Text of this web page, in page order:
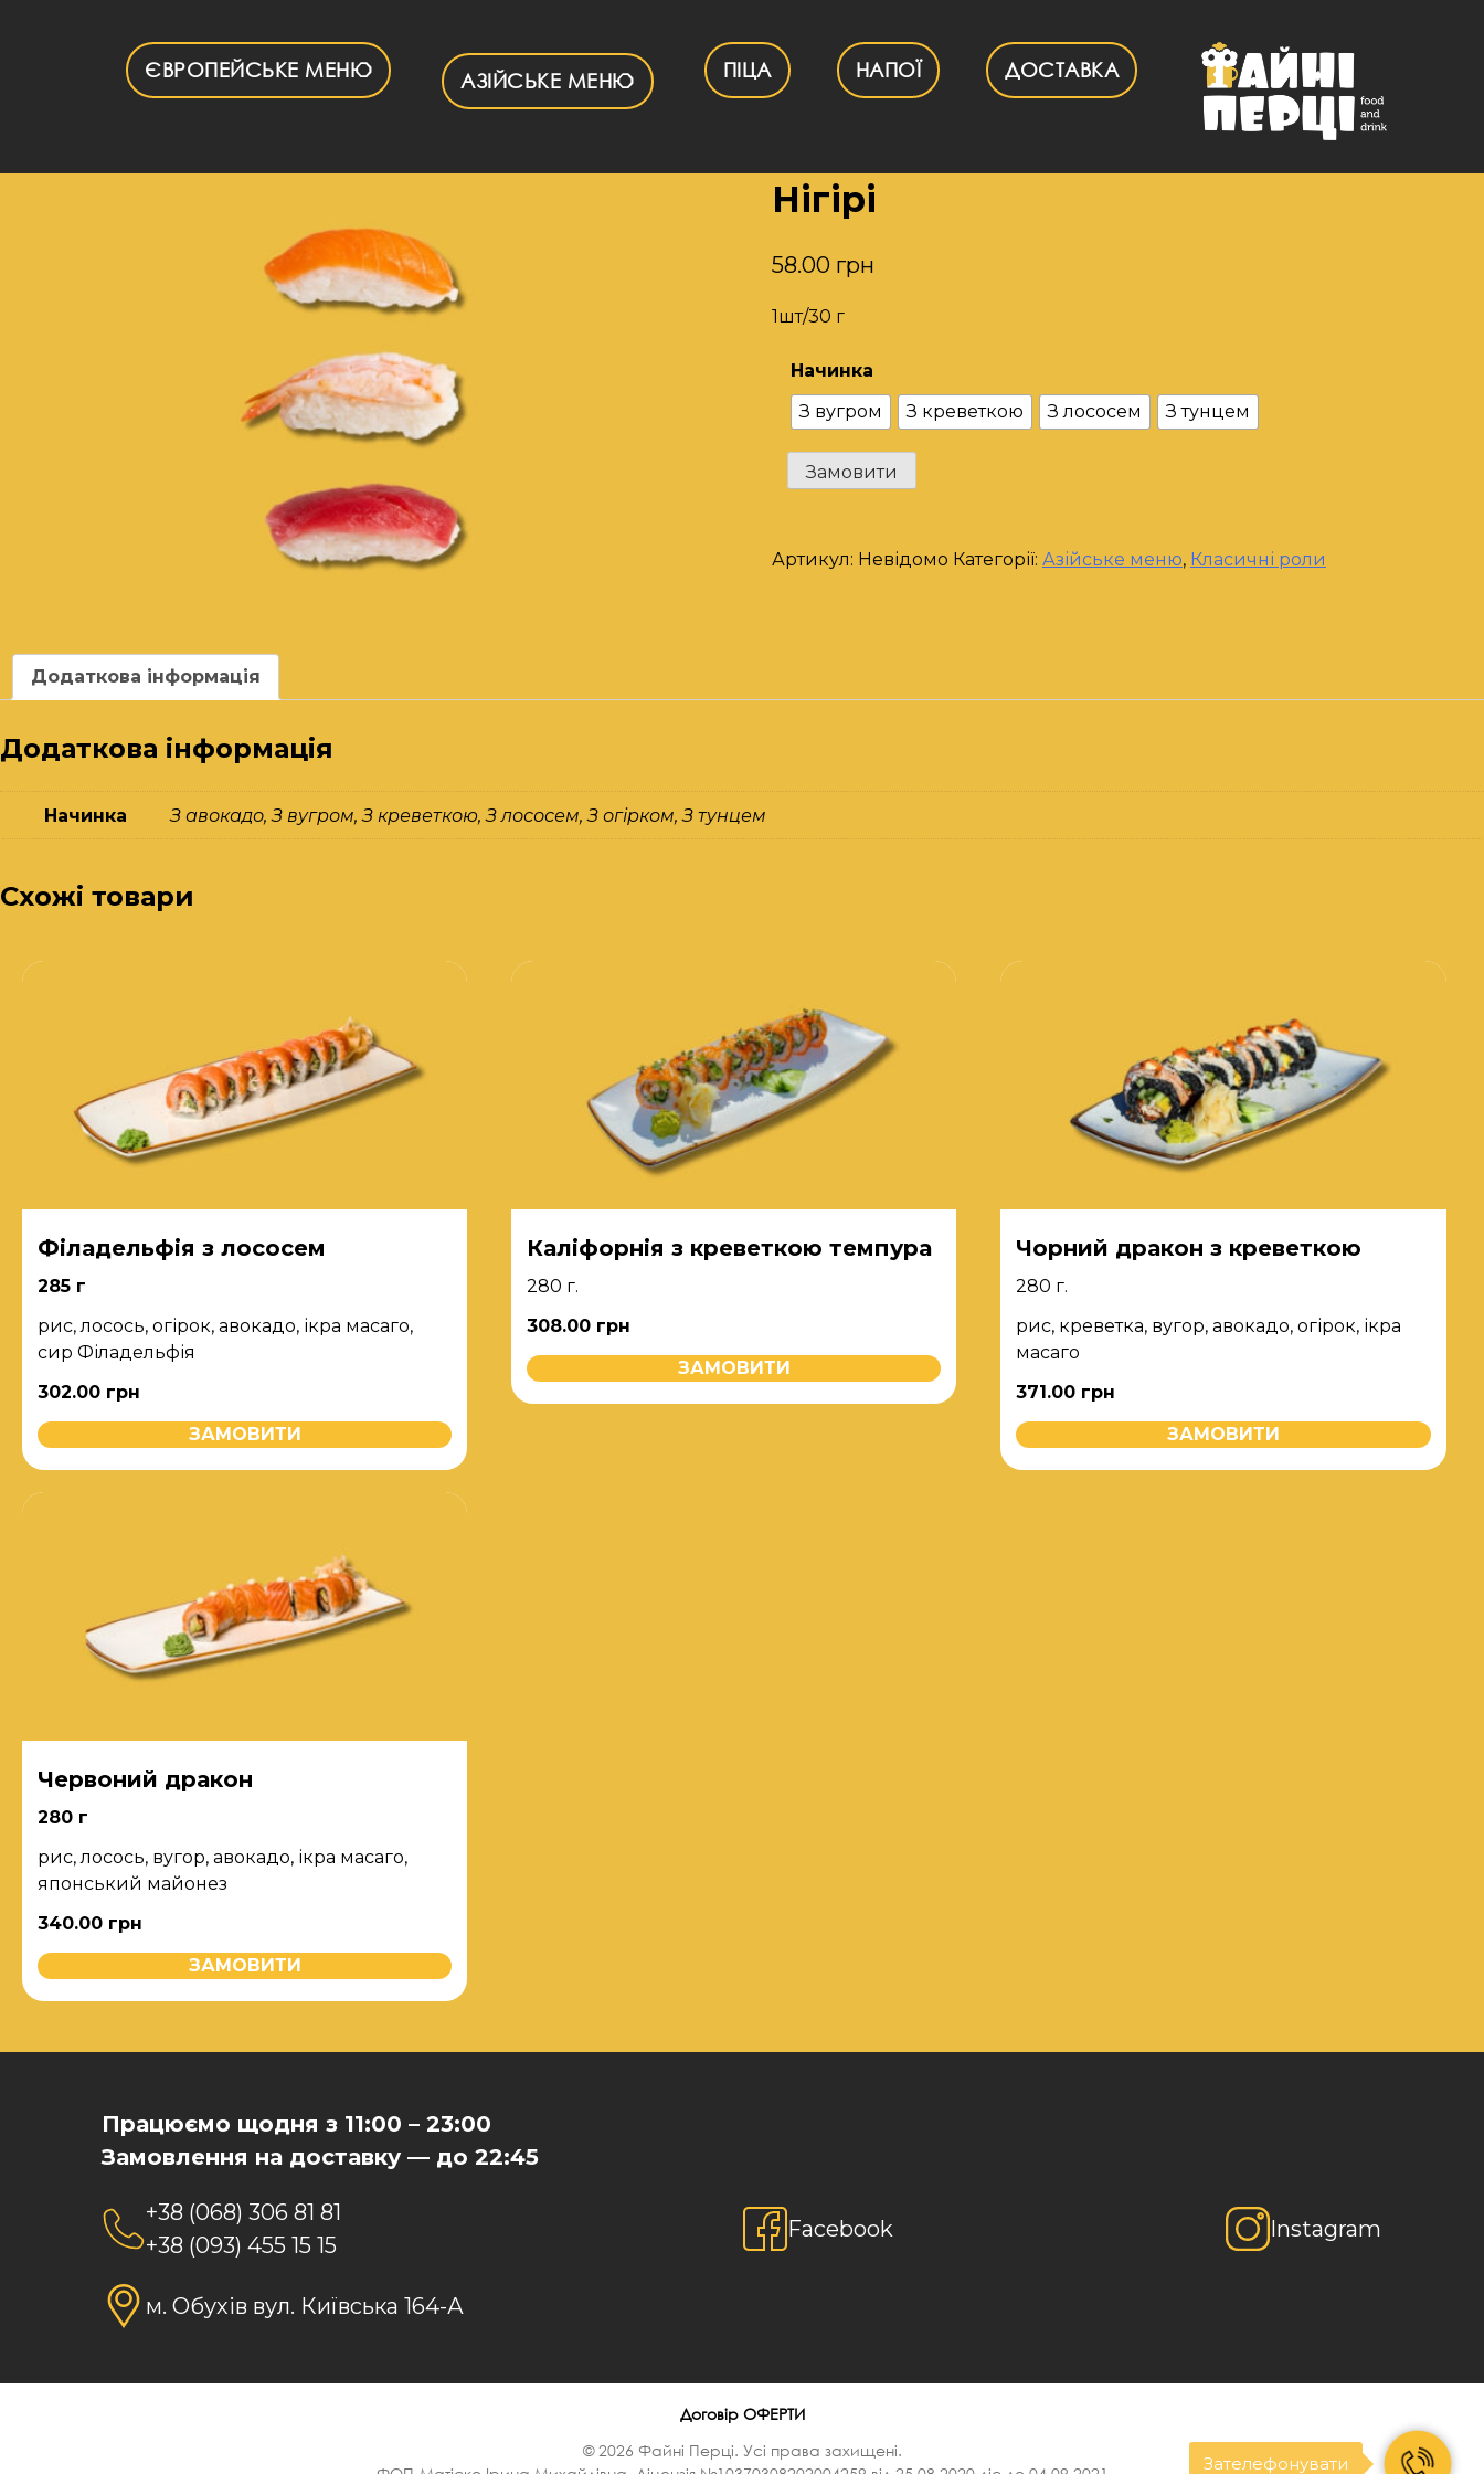
ЄВРОПЕЙСЬКЕ МЕНЮ АЗІЙСЬКЕ МЕНЮ ПІЦА НАПОЇ ДОСТАВКА
Нігірі
58.00грн
1шт/30 г
Начинка
З вугром
З креветкою З лососем З тунцем
Нігірі
кількість
Замовити
Артикул: Невідомо Категорії: Азійське меню, Класичні роли
Додаткова інформація
Додаткова інформація
Начинка З авокадо, З вугром, З креветкою, З лососем, З огірком, З тунцем
Схожі товари
Філадельфія з лососем
285 г
рис, лосось, огірок, авокадо, ікра масаго,
сир Філадельфія
302.00 грн
ЗАМОВИТИ
Каліфорнія з креветкою темпура
280 г.
308.00 грн
ЗАМОВИТИ
Чорний дракон з креветкою
280 г.
рис, креветка, вугор, авокадо, огірок, ікра
масаго
371.00 грн
ЗАМОВИТИ
Червоний дракон
280 г
рис, лосось, вугор, авокадо, ікра масаго,
японський майонез
340.00 грн
ЗАМОВИТИ
Зателефонувати
Працюємо щодня з 11:00 – 23:00
Замовлення на доставку — до 22:45
+38 (068) 306 81 81
+38 (093) 455 15 15
м. Обухів вул. Київська 164-А
Facebook Instagram
Договір ОФЕРТИ
© 2026 Файні Перці. Усі права захищені.